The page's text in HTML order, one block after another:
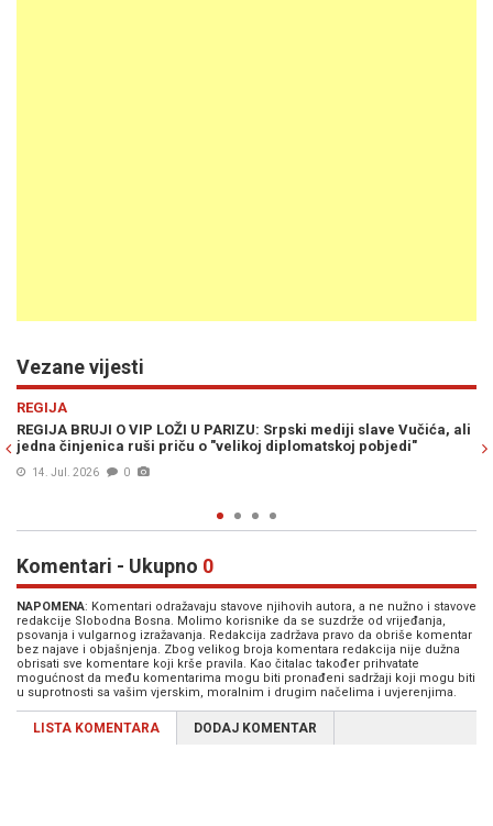
Vezane vijesti
ali POLITIČKI ZEMLJOTRES U KOMŠILUKU: Da li Zoran Milanović
zaista sprema rušenje Plenkovića i HDZ-a?
08. Jul. 2026
Komentari - Ukupno 0
NAPOMENA: Komentari odražavaju stavove njihovih autora, a ne nužno i stavove
redakcije Slobodna Bosna. Molimo korisnike da se suzdrže od vrijeđanja,
psovanja i vulgarnog izražavanja. Redakcija zadržava pravo da obriše komentar
bez najave i objašnjenja. Zbog velikog broja komentara redakcija nije dužna
obrisati sve komentare koji krše pravila. Kao čitalac također prihvatate
mogućnost da među komentarima mogu biti pronađeni sadržaji koji mogu biti
u suprotnosti sa vašim vjerskim, moralnim i drugim načelima i uvjerenjima.
LISTA KOMENTARA DODAJ KOMENTAR